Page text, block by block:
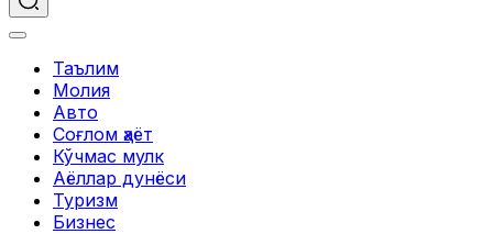
Таълим
Молия
Авто
Соғлом ҳаёт
Кўчмас мулк
Аёллар дунёси
Туризм
Бизнес